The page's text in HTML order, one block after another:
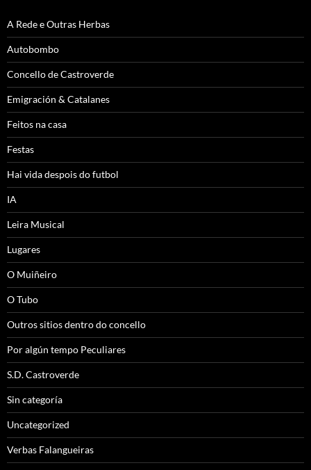
A Rede e Outras Herbas
Autobombo
Concello de Castroverde
Emigración & Catalanes
Feitos na casa
Festas
Hai vida despois do futbol
IA
Leira Musical
Lugares
O Muiñeiro
O Tubo
Outros sitios dentro do concello
Por algún tempo Peculiares
S.D. Castroverde
Sin categoría
Uncategorized
Verbas Falangueiras